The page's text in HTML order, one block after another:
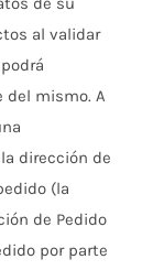
al validar
del mismo. A
dirección de
(la
de Pedido
por parte